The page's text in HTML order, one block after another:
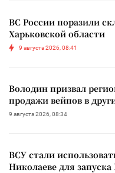
ВС России поразили
Харьковской области
9 августа 2026, 08:41
Володин призвал
продажи вейпов в
9 августа 2026, 08:34
ВСУ стали
Николаеве для